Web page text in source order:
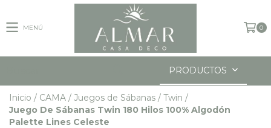
MENÚ 0
PRODUCTOS
Inicio / CAMA / Juegos de Sábanas / Twin /
Juego De Sábanas Twin 180 Hilos 100% Algodón
Palette Lines Celeste